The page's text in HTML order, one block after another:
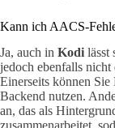
Kann ich AACS-
Ja, auch in Kodi lässt
jedoch ebenfalls nicht
Einerseits können
Backend nutzen.
an, das als